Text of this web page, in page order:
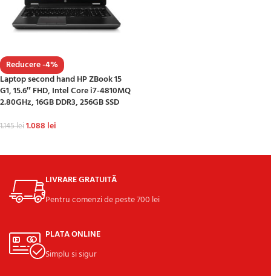
Reducere -4%
Laptop second hand HP ZBook 15
G1, 15.6″ FHD, Intel Core i7-4810MQ
2.80GHz, 16GB DDR3, 256GB SSD
1.145lei1.088 lei
LIVRARE GRATUITĂ
Pentru comenzi de peste 700 lei
PLATA ONLINE
Simplu si sigur